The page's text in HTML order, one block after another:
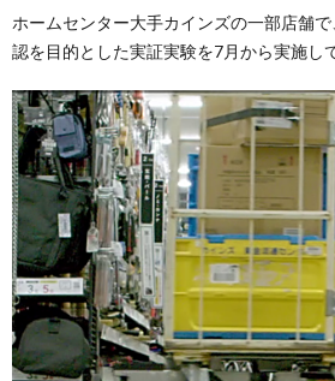
ホームセンター大手カインズの一部店舗
認を目的とした実証実験を7月から実施し